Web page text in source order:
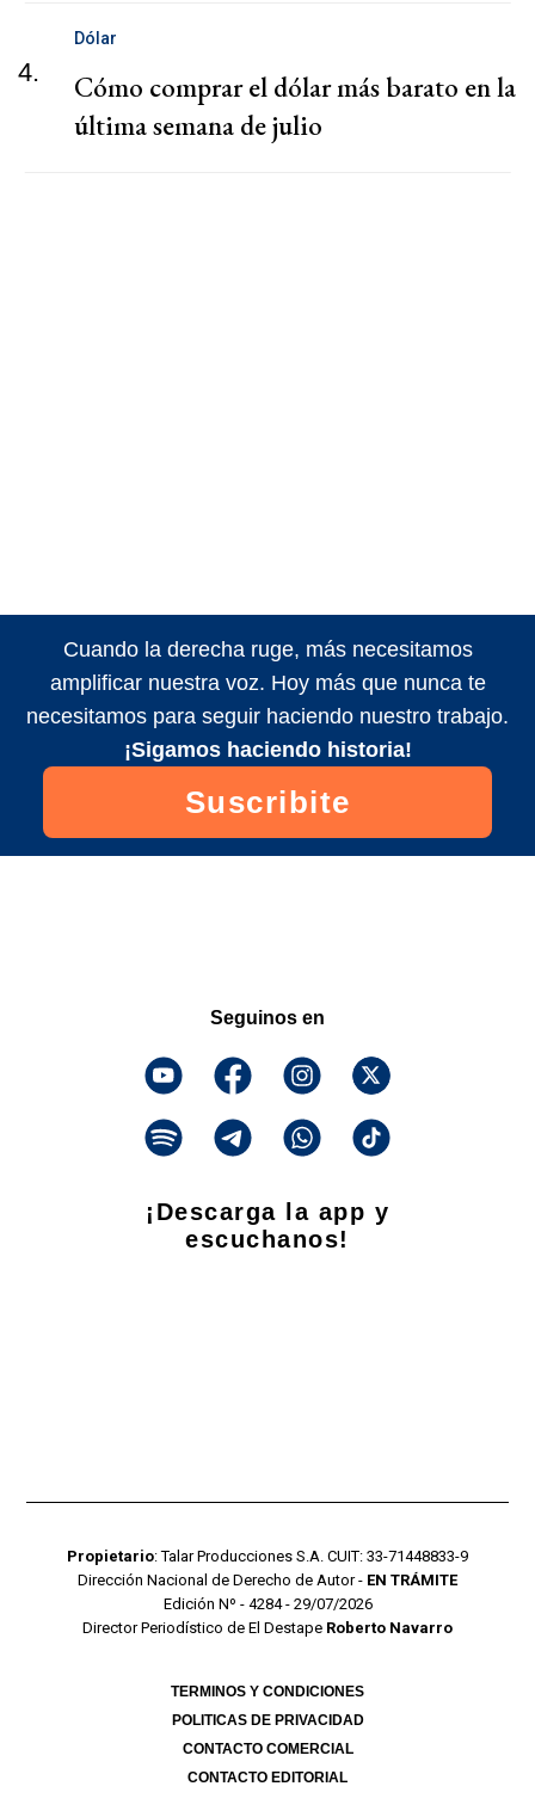
4.
Dólar
Cómo comprar el dólar más barato en la
última semana de julio
Cuando la derecha ruge, más necesitamos
amplificar nuestra voz. Hoy más que nunca te
necesitamos para seguir haciendo nuestro trabajo.
¡Sigamos haciendo historia!
Suscribite
Seguinos en
¡Descarga la app y
escuchanos!
Propietario: Talar Producciones S.A. CUIT: 33-71448833-9
Dirección Nacional de Derecho de Autor - EN TRÁMITE
Edición Nº - 4284 - 29/07/2026
Director Periodístico de El Destape Roberto Navarro
TERMINOS Y CONDICIONES
POLITICAS DE PRIVACIDAD
CONTACTO COMERCIAL
CONTACTO EDITORIAL